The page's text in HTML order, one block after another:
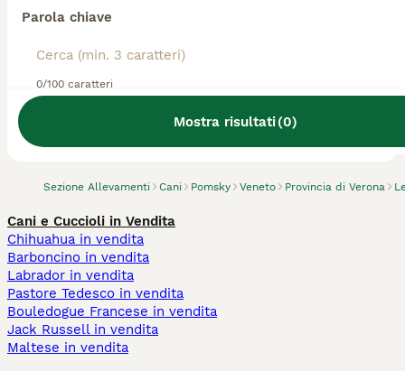
Parola chiave
0/100 caratteri
Mostra risultati(0)
Sezione Allevamenti Cani Pomsky Veneto Provincia di Verona
Abbiamo trovato 0 Allevamento di Pomsky,
Legnago.
Cani e Cuccioli in Vendita
Chihuahua in vendita
Barboncino in vendita
Labrador in vendita
Pastore Tedesco in vendita
Bouledogue Francese in vendita
Jack Russell in vendita
Maltese in vendita